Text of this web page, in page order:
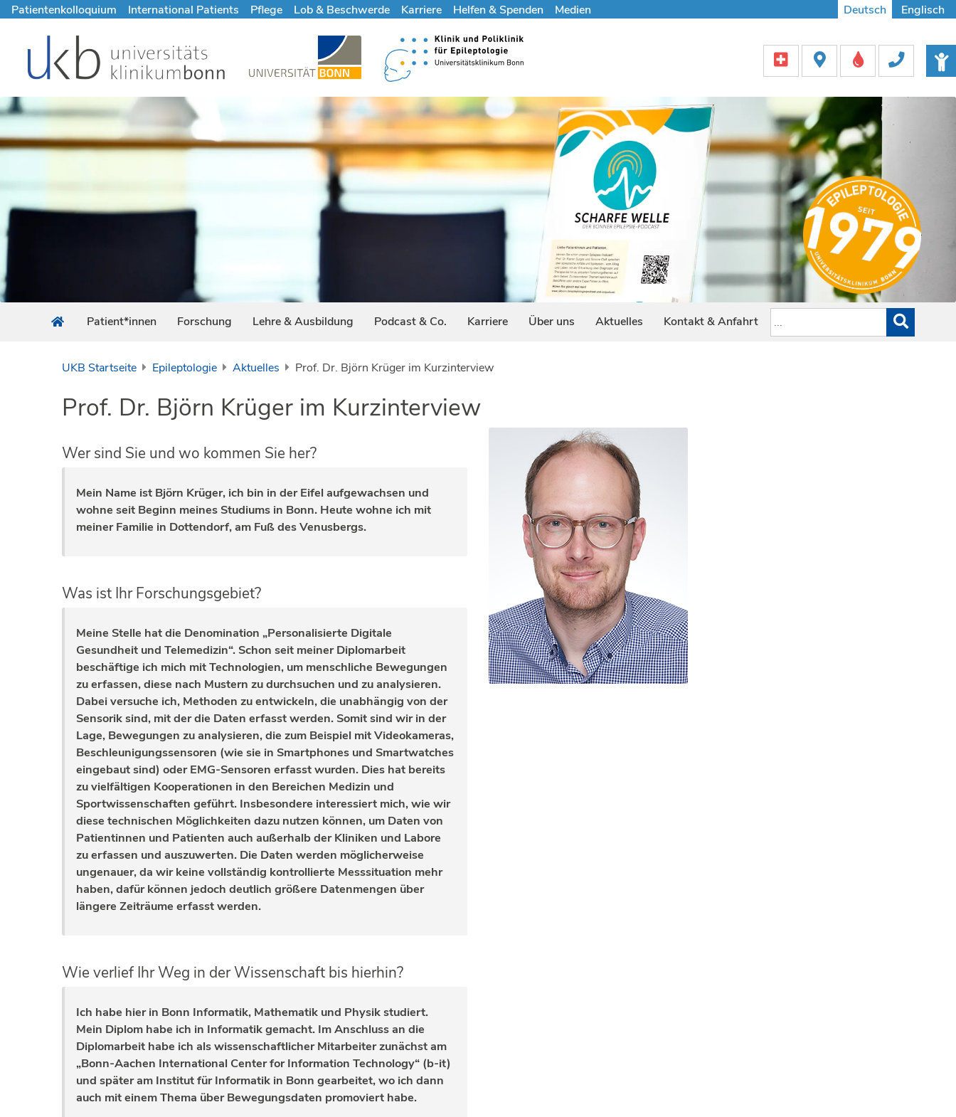
Patientenkolloquium International Patients Pflege Lob & Beschwerde Karriere Helfen & Spenden Medien Deutsch Englisch
Patient*innen Forschung Lehre & Ausbildung Podcast & Co. Karriere Über uns Aktuelles Kontakt & Anfahrt
UKB Startseite Epileptologie Aktuelles Prof. Dr. Björn Krüger im Kurzinterview
Prof. Dr. Björn Krüger im Kurzinterview
Wer sind Sie und wo kommen Sie her?
Mein Name ist Björn Krüger, ich bin in der Eifel aufgewachsen und
wohne seit Beginn meines Studiums in Bonn. Heute wohne ich mit
meiner Familie in Dottendorf, am Fuß des Venusbergs.
Was ist Ihr Forschungsgebiet?
Meine Stelle hat die Denomination „Personalisierte Digitale
Gesundheit und Telemedizin“. Schon seit meiner Diplomarbeit
beschäftige ich mich mit Technologien, um menschliche Bewegungen
zu erfassen, diese nach Mustern zu durchsuchen und zu analysieren.
Dabei versuche ich, Methoden zu entwickeln, die unabhängig von der
Sensorik sind, mit der die Daten erfasst werden. Somit sind wir in der
Lage, Bewegungen zu analysieren, die zum Beispiel mit Videokameras,
Beschleunigungssensoren (wie sie in Smartphones und Smartwatches
eingebaut sind) oder EMG-Sensoren erfasst wurden. Dies hat bereits
zu vielfältigen Kooperationen in den Bereichen Medizin und
Sportwissenschaften geführt. Insbesondere interessiert mich, wie wir
diese technischen Möglichkeiten dazu nutzen können, um Daten von
Patientinnen und Patienten auch außerhalb der Kliniken und Labore
zu erfassen und auszuwerten. Die Daten werden möglicherweise
ungenauer, da wir keine vollständig kontrollierte Messsituation mehr
haben, dafür können jedoch deutlich größere Datenmengen über
längere Zeiträume erfasst werden.
Wie verlief Ihr Weg in der Wissenschaft bis hierhin?
Ich habe hier in Bonn Informatik, Mathematik und Physik studiert.
Mein Diplom habe ich in Informatik gemacht. Im Anschluss an die
Diplomarbeit habe ich als wissenschaftlicher Mitarbeiter zunächst am
„Bonn-Aachen International Center for Information Technology“ (b-it)
und später am Institut für Informatik in Bonn gearbeitet, wo ich dann
auch mit einem Thema über Bewegungsdaten promoviert habe.